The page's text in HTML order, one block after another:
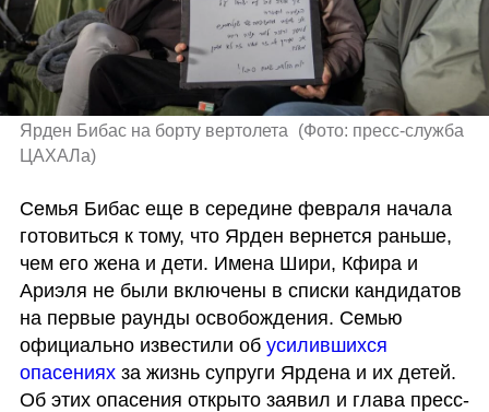
Ярден Бибас на борту вертолета (Фото: пресс-служба
ЦАХАЛа)
Семья Бибас еще в середине февраля начала
готовиться к тому, что Ярден вернется раньше,
чем его жена и дети. Имена Шири, Кфира и
Ариэля не были включены в списки кандидатов
на первые раунды освобождения. Семью
официально известили об усилившихся
опасениях за жизнь супруги Ярдена и их детей.
Об этих опасения открыто заявил и глава пресс-